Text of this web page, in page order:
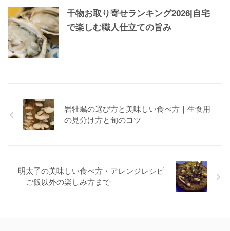
干物お取り寄せランキング2026|自宅
で楽しむ職人仕立ての旨み
岩牡蠣の選び方と美味しい食べ方｜生食用
の見分け方と旬のコツ
明太子の美味しい食べ方・アレンジレシピ
｜ご飯以外の楽しみ方まで